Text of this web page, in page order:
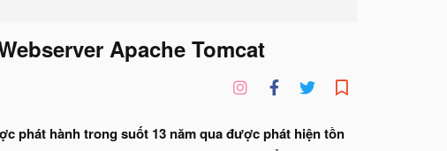
Apache Tomcat
phát hành trong suốt 13 năm qua được phát hiện tồn